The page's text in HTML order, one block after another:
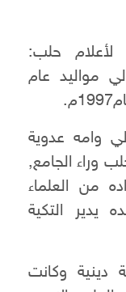
لأعلام حلب:
مواليد عام
وامه عدوية
وراء الجامع,
من العلماء
يدير التكية
وكانت